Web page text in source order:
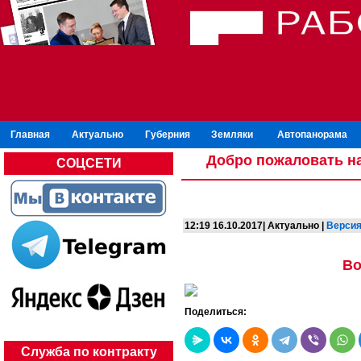
Главная Актуально Губерния Земляки Автопанорама
СОЦСЕТИ
Служба по контракту
Добро пожаловать
12:19 16.10.2017| Актуально |
Поделиться: